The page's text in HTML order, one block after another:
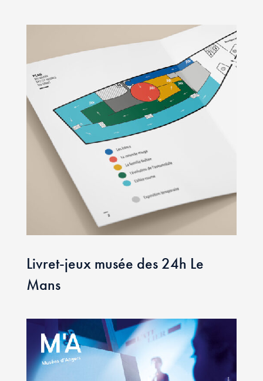
Livret-jeux musée des 24h Le
Mans